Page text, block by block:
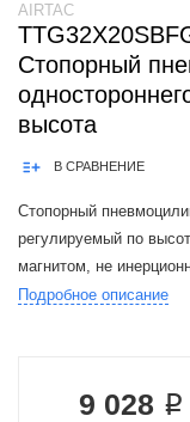
AIRTAC
Стопорный
высота
В СРАВНЕНИЕ
Стопорный
регулируемый по
магнитом, не
Подробное описание
9 028 ₽